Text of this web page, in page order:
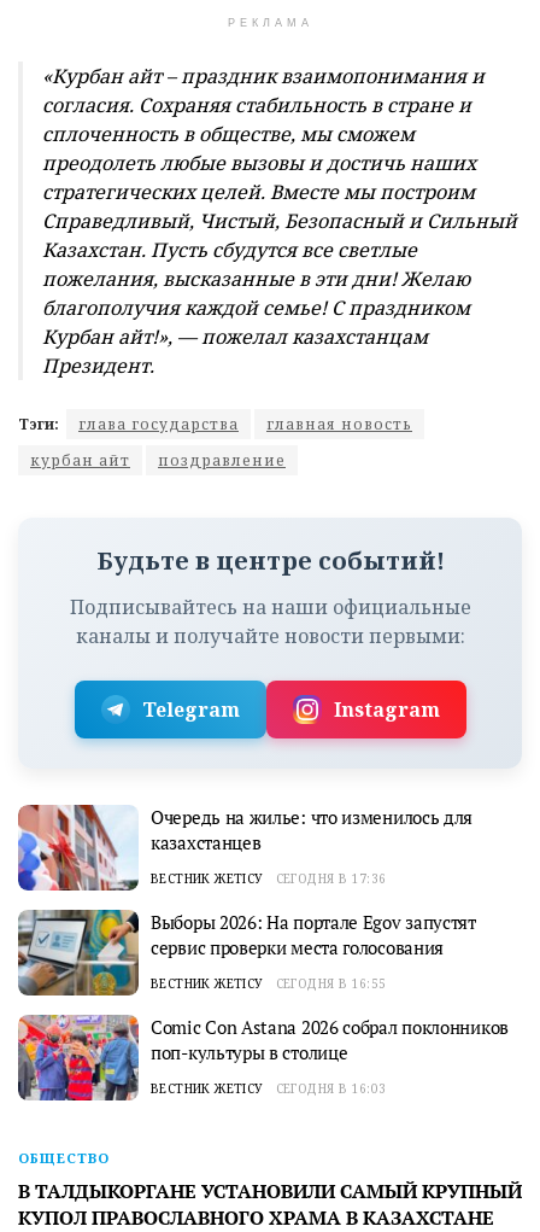
РЕКЛАМА
«Курбан айт – праздник взаимопонимания и
согласия. Сохраняя стабильность в стране и
сплоченность в обществе, мы сможем
преодолеть любые вызовы и достичь наших
стратегических целей. Вместе мы построим
Справедливый, Чистый, Безопасный и Сильный
Казахстан. Пусть сбудутся все светлые
пожелания, высказанные в эти дни! Желаю
благополучия каждой семье! С праздником
Курбан айт!», — пожелал казахстанцам
Президент.
Тэги: глава государства
главная новость
курбан айт
поздравление
Будьте в центре событий!
Подписывайтесь на наши официальные
каналы и получайте новости первыми:
Telegram Instagram
Очередь на жилье: что изменилось для
казахстанцев
ВЕСТНИК ЖЕТІСУ СЕГОДНЯ В 17:36
Выборы 2026: На портале Egov запустят
сервис проверки места голосования
ВЕСТНИК ЖЕТІСУ СЕГОДНЯ В 16:55
Comic Con Astana 2026 собрал поклонников
поп-культуры в столице
ВЕСТНИК ЖЕТІСУ СЕГОДНЯ В 16:03
ОБЩЕСТВО
В ТАЛДЫКОРГАНЕ УСТАНОВИЛИ САМЫЙ КРУПНЫЙ
КУПОЛ ПРАВОСЛАВНОГО ХРАМА В КАЗАХСТАНЕ